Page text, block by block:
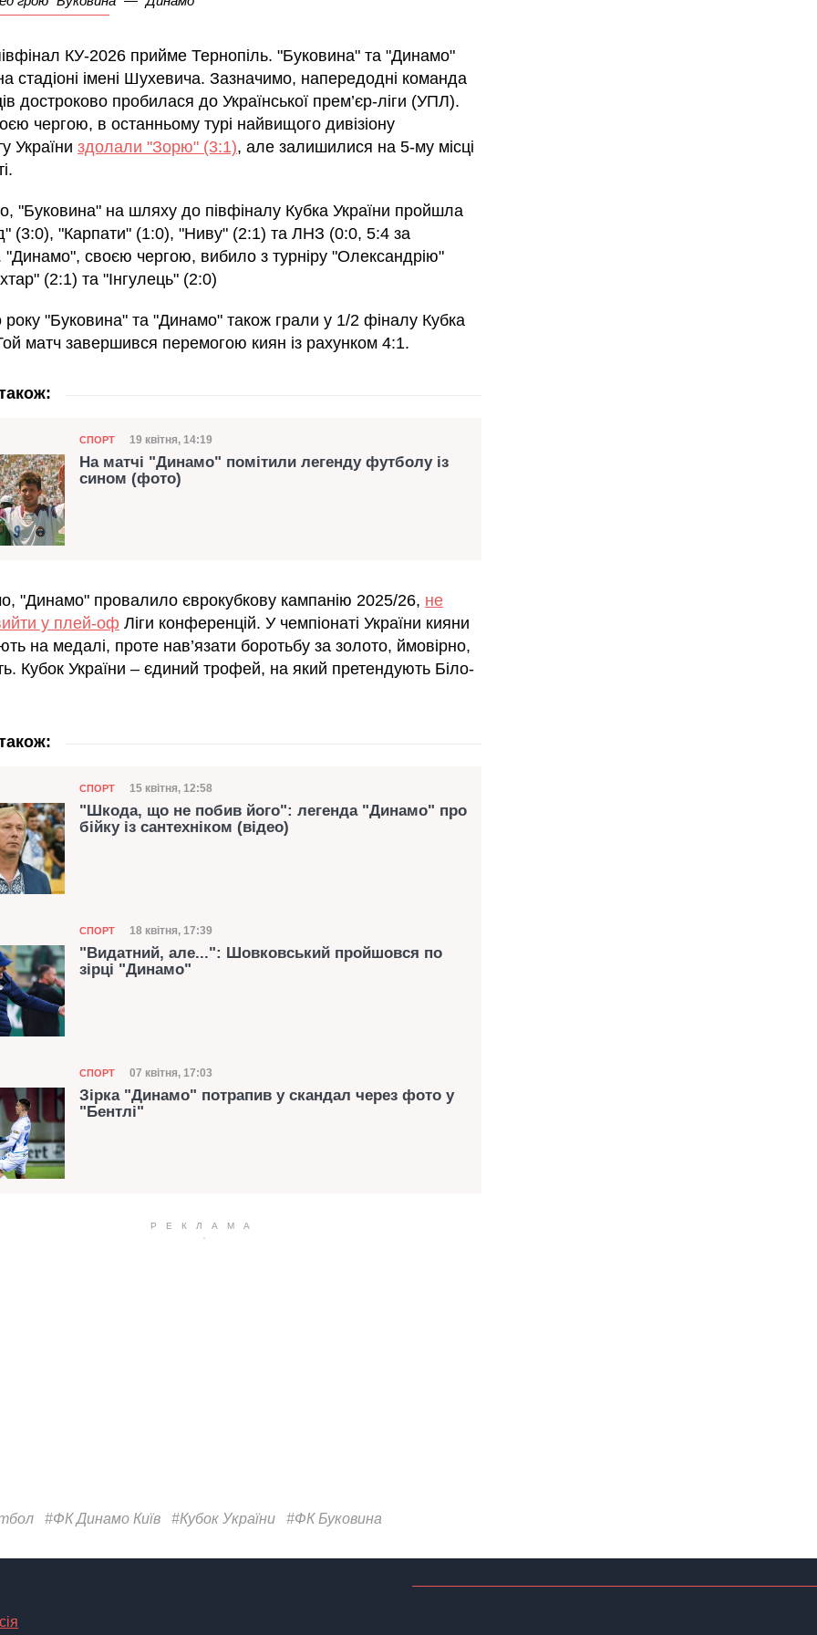
КУ-2026 прийме Тернопіль. "Буковина" та "Динамо"
стадіоні імені Шухевича. Зазначимо, напередодні команда
достроково пробилася до Української прем’єр-ліги (УПЛ).
чергою, в останньому турі найвищого дивізіону
України здолали "Зорю" (3:1), але залишилися на 5-му місці
"Буковина" на шляху до півфіналу Кубка України пройшла
(3:0), "Карпати" (1:0), "Ниву" (2:1) та ЛНЗ (0:0, 5:4 за
"Динамо", своєю чергою, вибило з турніру "Олександрію"
(2:1) та "Інгулець" (2:0)
"Буковина" та "Динамо" також грали у 1/2 фіналу Кубка
матч завершився перемогою киян із рахунком 4:1.
Категорія
СПОРТ Дата публікації
19 квітня, 14:19
На матчі "Динамо" помітили легенду футболу із
сином (фото)
"Динамо" провалило єврокубкову кампанію 2025/26, не
у плей-оф Ліги конференцій. У чемпіонаті України кияни
на медалі, проте нав’язати боротьбу за золото, ймовірно,
Кубок України – єдиний трофей, на який претендують Біло-
Категорія
СПОРТ Дата публікації
15 квітня, 12:58
"Шкода, що не побив його": легенда "Динамо" про
бійку із сантехніком (відео)
Категорія
СПОРТ Дата публікації
18 квітня, 17:39
"Видатний, але...": Шовковський пройшовся по
зірці "Динамо"
Категорія
СПОРТ Дата публікації
07 квітня, 17:03
Зірка "Динамо" потрапив у скандал через фото у
"Бентлі"
#ФК Динамо Київ #Кубок України #ФК Буковина